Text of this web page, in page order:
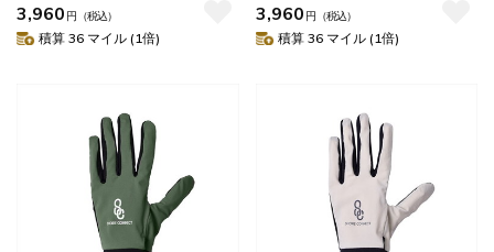
3,960 円 （税込）
積算 36 マイル (1倍)
3,960 円 （税込）
積算 36 マイル (1倍)